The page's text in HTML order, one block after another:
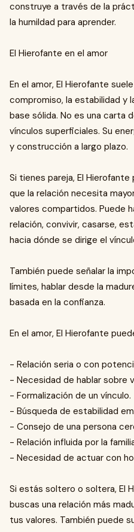
construye a través de la
la humildad para aprender.
El Hierofante en el amor
En el amor, El Hierofante
compromiso, la estabilidad y
base sólida. No es una carta
vínculos superficiales. Su
y construcción a largo plazo.
Si tienes pareja, El
que la relación necesita
valores compartidos. Puede
relación, convivir, casarse,
hacia dónde se dirige el
También puede señalar la
límites, hablar desde la
basada en la confianza.
En el amor, El Hierofante
- Relación seria o con
- Necesidad de hablar sobre
- Formalización de un vínculo.
- Búsqueda de estabilidad
- Consejo de una persona
- Relación influida por la
- Necesidad de actuar con
Si estás soltero o soltera, El
buscas una relación más
tus valores. También puede